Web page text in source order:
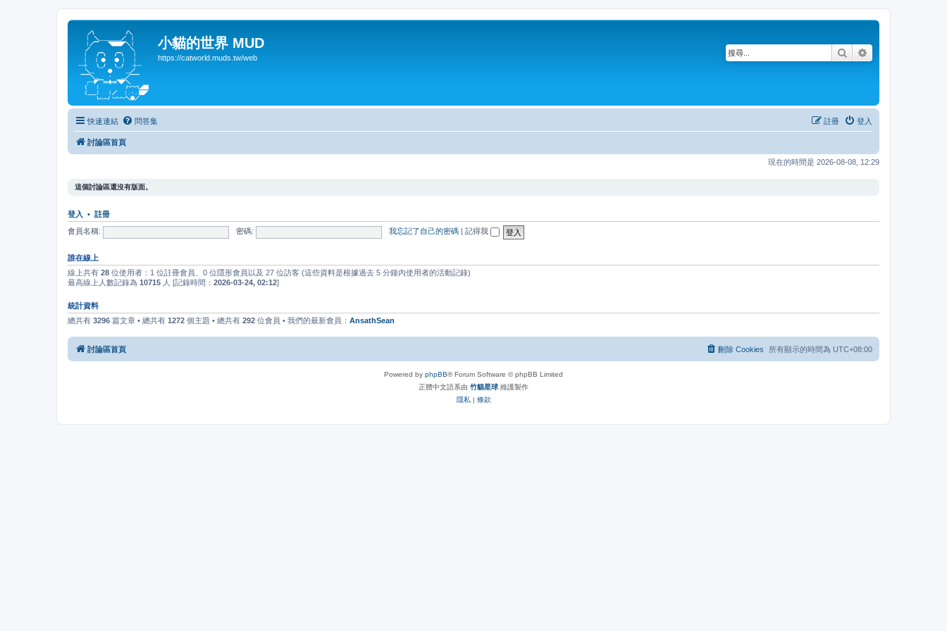
小貓的世界 MUD
https://catworld.muds.tw/web 搜尋
快速連結 問答集 登入
註冊
討論區首頁
現在的時間是 2026-08-08, 12:29
這個討論區還沒有版面。
登入 • 註冊
會員名稱: 密碼: 我忘記了自己的密碼 記得我
誰在線上
線上共有 28 位使用者：1 位註冊會員、0 位隱形會員以及 27 位訪客 (這些資料是根據過去 5 分鐘內使用者的活動記錄)
最高線上人數記錄為 10715 人 [記錄時間： 2026-03-24, 02:12]
統計資料
總共有 3296 篇文章 • 總共有 1272 個主題 • 總共有 292 位會員 • 我們的最新會員： AnsathSean
討論區首頁 所有顯示的時間為 UTC+08:00
刪除 Cookies
Powered by phpBB® Forum Software © phpBB Limited
正體中文語系由 竹貓星球 維護製作
隱私 | 條款